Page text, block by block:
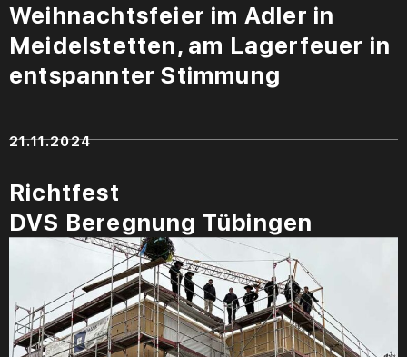
Weihnachtsfeier im Adler in
Meidelstetten, am Lagerfeuer in
entspannter Stimmung
21.11.2024
Richtfest
DVS Beregnung Tübingen